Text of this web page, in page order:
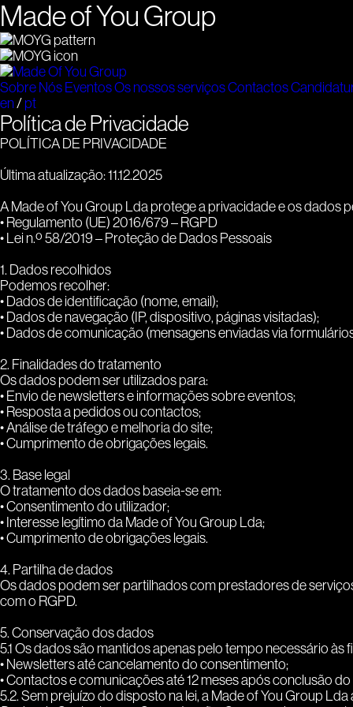
Made of You Group
Sobre Nós EventosOs nossos serviçosContactos
en/ pt
Política de Privacidade
POLÍTICA DE PRIVACIDADE
Última atualização: 11.12.2025
A Made of You Group Lda protege a privacidade e os dados
• Regulamento (UE) 2016/679 – RGPD
• Lei n.º 58/2019 – Proteção de Dados Pessoais
1. Dados recolhidos
Podemos recolher:
• Dados de identificação (nome, email);
• Dados de navegação (IP, dispositivo, páginas visitadas);
• Dados de comunicação (mensagens enviadas via
2. Finalidades do tratamento
Os dados podem ser utilizados para:
• Envio de newsletters e informações sobre eventos;
• Resposta a pedidos ou contactos;
• Análise de tráfego e melhoria do site;
• Cumprimento de obrigações legais.
3. Base legal
O tratamento dos dados baseia-se em:
• Consentimento do utilizador;
• Interesse legítimo da Made of You Group Lda;
• Cumprimento de obrigações legais.
4. Partilha de dados
Os dados podem ser partilhados com prestadores de
com o RGPD.
5. Conservação dos dados
5.1 Os dados são mantidos apenas pelo tempo necessário às
• Newsletters até cancelamento do consentimento;
• Contactos e comunicações até 12 meses após conclusão
5.2. Sem prejuízo do disposto na lei, a Made of You Group